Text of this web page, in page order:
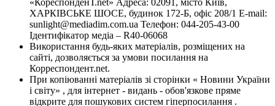
ХАРКІВСЬКЕ ШОСЕ, будинок 172-Б, офіс 208/1 E-mail:
sunlight@mediadim.com.ua Телефон: 044-205-43-00
Ідентифікатор медіа – R40-06068
Використання будь-яких матеріалів, розміщених на
сайті, дозволяється за умови посилання на
Корреспондент.net.
При копіюванні матеріалів зі сторінки « Новини України
і світу» , для інтернет - видань - обов'язкове пряме
відкрите для пошукових систем гіперпосилання .